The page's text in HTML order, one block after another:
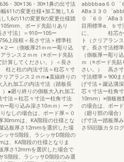
・30※136・30※1鼻の出寸法
611の変更仕様+加工無し1,6
1,6の11の変更8の変更仕様踏
、ボード先貼りあり
さ寸法］＝910ー105ー
上段框＜長さ寸法＞標準柱
２ー（側板厚21ｍｍー彫り込
ランス２ｍｍ（※ボード先貼
算してください。）＜長さ
柱と柱の内法寸法＝柱芯々寸
リアランス２ｍｍ●直線終りの
れ加工の内法寸法（踏板長
）●廻り終りの側板大入れ加工
法＝柱芯々寸法ー柱角寸法
ー彫り込み深さ10ｍｍ）ーク
なしの場合は、ボード厚＝０
30mmは、KA階段の仕様とな
込板厚さ12mmを選択した場
ッサS階段、ラシッサD階段の
、KA階段の仕様となりま
厚さ12mmを選択した場合で
S階段、ラシッサD階段のみ選
abbbbaa６０゜
ABa３３０゜
０゜６０゜ABa
目用標準a、ｂ寸
に、 柱芯から
ト（クリアラン
す。長さ寸法標
（側板厚ー彫り
ｍ（※ボード先貼
さい。） 高さ寸
寸法標準＝900ま
げ寸法＋蹴込溝
芯々寸法ー柱角
10mm）×側板枚
の場合は、ボー
（廻り部の場合
げ寸法ー踏板厚
さ55旧版カタログ